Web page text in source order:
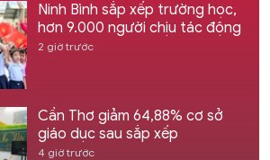
Ninh Bình sắp xếp trường học,
hơn 9.000 người chịu tác động
2 giờ trước
Cần Thơ giảm 64,88% cơ sở
giáo dục sau sắp xếp
4 giờ trước